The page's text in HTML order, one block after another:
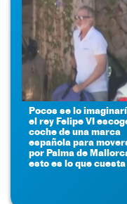
Pocos se lo
el rey Felipe VI
coche de una marca
española para
por Palma de
esto es lo que cuesta